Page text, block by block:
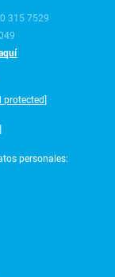
315 7529
protected]
personales: